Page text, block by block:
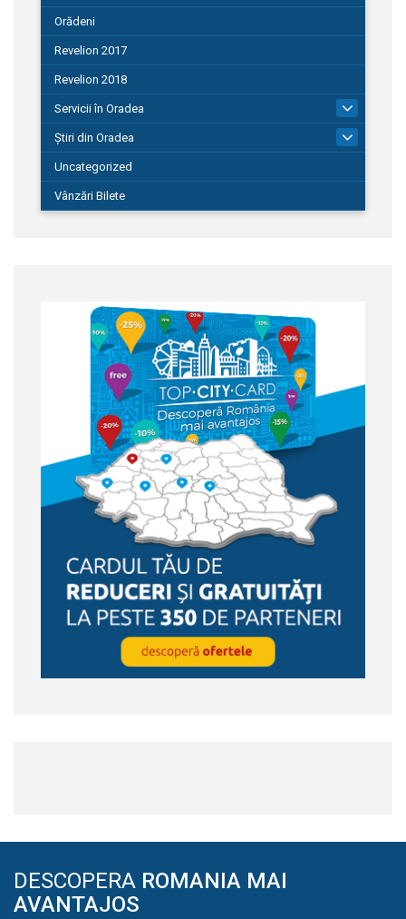
Orădeni
Revelion 2017
Revelion 2018
Servicii în Oradea
Știri din Oradea
Uncategorized
Vânzări Bilete
DESCOPERA ROMANIA MAI
AVANTAJOS